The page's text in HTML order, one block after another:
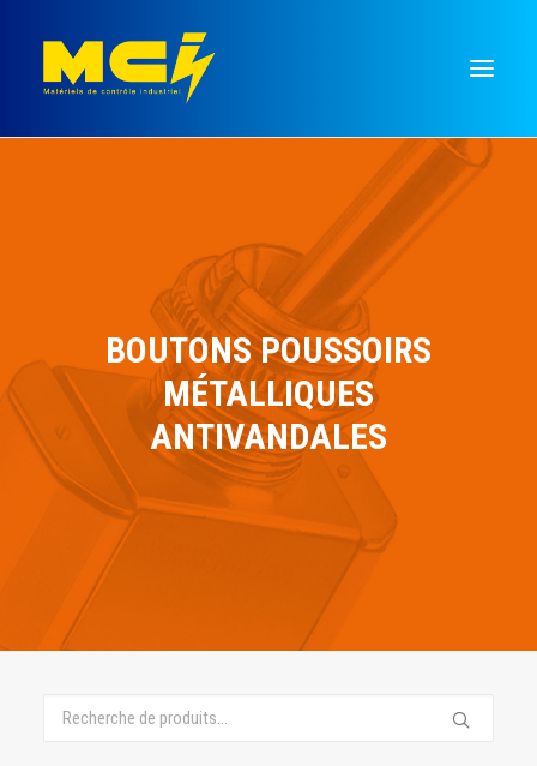
Régulation
Temporisation
Commutation
Signalisation
Monnayeurs
Recherche
BOUTONS POUSSOIRS
MÉTALLIQUES
ANTIVANDALES
poussoirs métalliques anti-vandales de haute qualité,
pour découpes Ø 12, 16, 19, 22, 25, 28 et 30 mm.
Recherche